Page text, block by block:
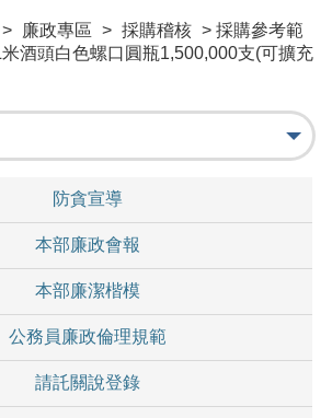
> 廉政專區 > 採購稽核 > 採購參考範
酒頭白色螺口圓瓶1,500,000支(可擴充
防貪宣導
本部廉政會報
本部廉潔楷模
公務員廉政倫理規範
請託關說登錄